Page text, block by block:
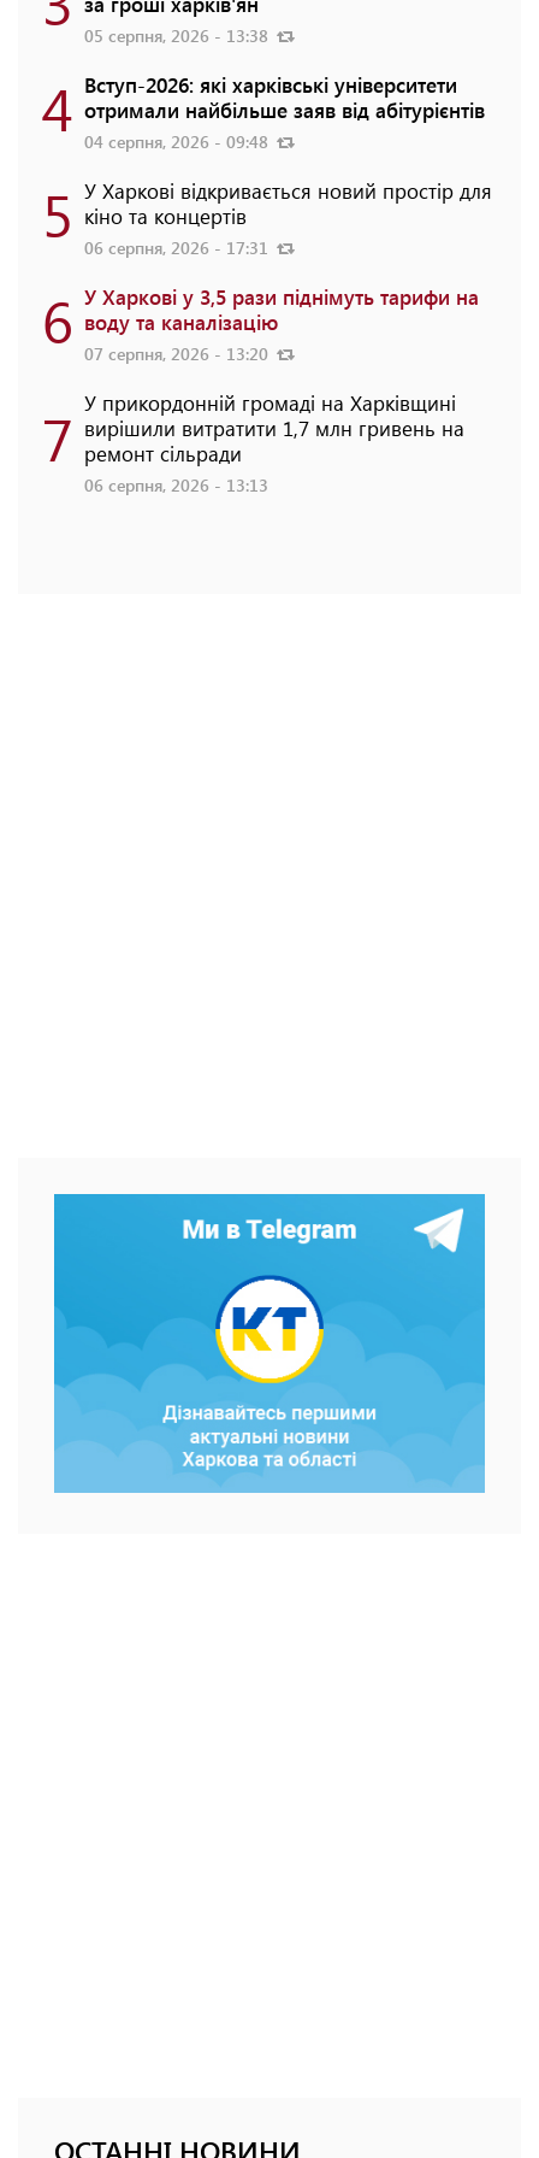
05 серпня, 2026 - 13:38
4 Вступ-2026: які харківські університети
отримали найбільше заяв від абітурієнтів
04 серпня, 2026 - 09:48
5 У Харкові відкривається новий простір для
кіно та концертів
06 серпня, 2026 - 17:31
6 У Харкові у 3,5 рази піднімуть тарифи на
воду та каналізацію
07 серпня, 2026 - 13:20
7 У прикордонній громаді на Харківщині
вирішили витратити 1,7 млн гривень на
ремонт сільради
06 серпня, 2026 - 13:13
ОСТАННІ НОВИНИ